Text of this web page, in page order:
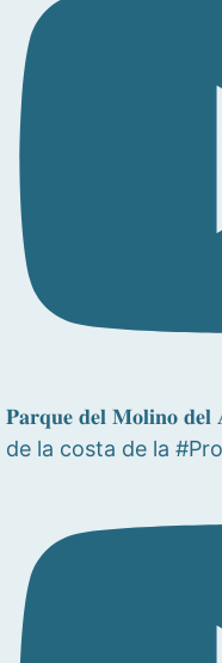
𝐏𝐚𝐫𝐪𝐮𝐞 𝐝𝐞𝐥 𝐌𝐨𝐥𝐢𝐧𝐨
de la costa de la